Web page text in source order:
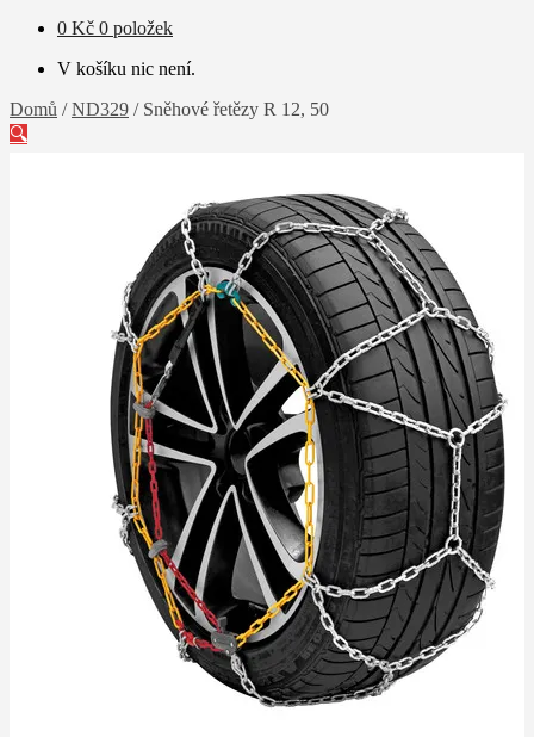
0 Kč 0 položek
V košíku nic není.
Domů /ND329 / Sněhové řetězy R 12, 50
🔍